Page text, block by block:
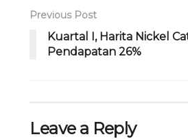
b
o
o
r
p
p
ms
Previous Post
Kuartal I, Harita Nickel
Pendapatan 26%
Leave a Reply